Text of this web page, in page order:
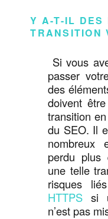
Y A-T-IL DES
TRANSITION
Si vous
passer
des
doivent
transition
du SEO. Il
nombreux
perdu plus
une telle
risques
HTTPS si
n’est pas